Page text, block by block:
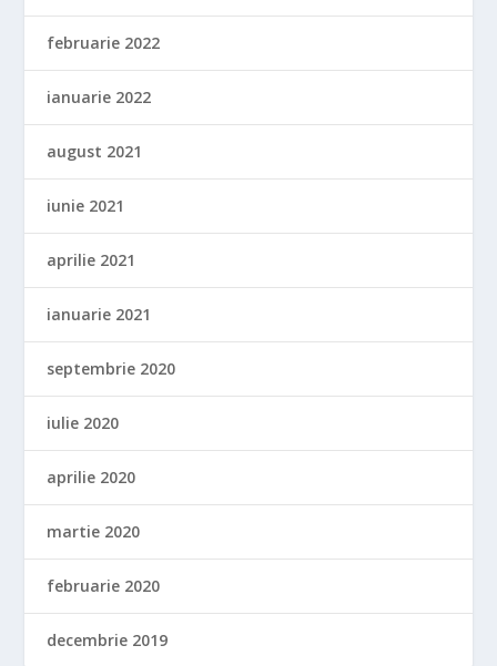
februarie 2022
ianuarie 2022
august 2021
iunie 2021
aprilie 2021
ianuarie 2021
septembrie 2020
iulie 2020
aprilie 2020
martie 2020
februarie 2020
decembrie 2019